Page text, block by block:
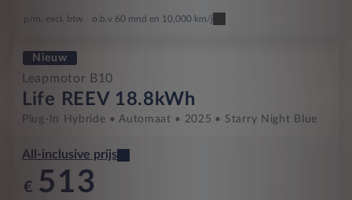
p/m. excl. btw o.b.v 60 mnd en 10,000 km/j
Nieuw
Leapmotor B10
Life REEV 18.8kWh
Plug-In Hybride Automaat 2025 Starry Night Blue
All-inclusive prijs
€ 513